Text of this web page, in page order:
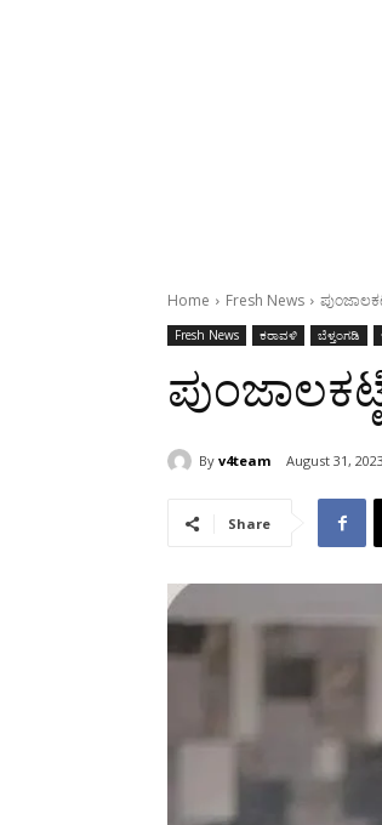
Home Fresh News
Fresh News ಕರಾವಳಿ ಬೆಳ್ತಂಗಡಿ
By v4team August 31, 2023
Share